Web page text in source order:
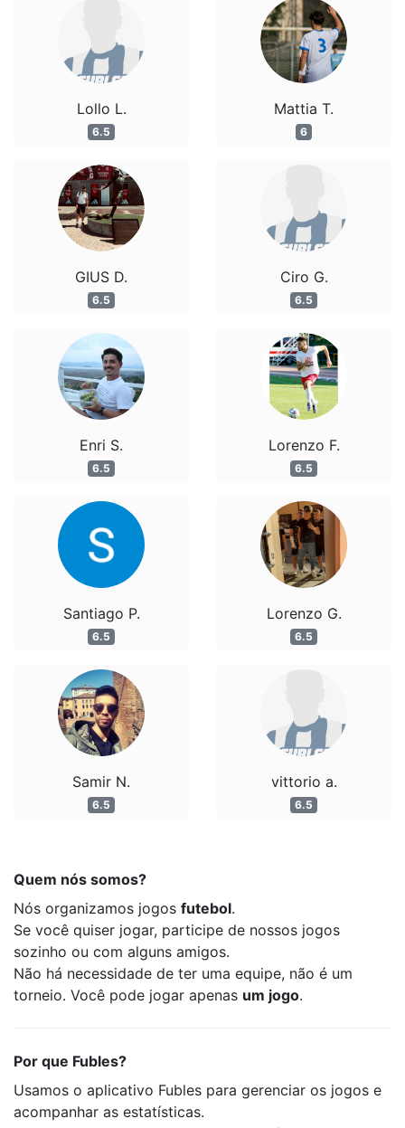
Lollo L.
6.5
GIUS D.
6.5
Enri S.
6.5
Santiago P.
6.5
Samir N.
6.5
Mattia T.
6
Ciro G.
6.5
Lorenzo F.
6.5
Lorenzo G.
6.5
vittorio a.
6.5
Quem nós somos?
Nós organizamos jogos futebol.
Se você quiser jogar, participe de nossos jogos
sozinho ou com alguns amigos.
Não há necessidade de ter uma equipe, não é um
torneio. Você pode jogar apenas um jogo.
Por que Fubles?
Usamos o aplicativo Fubles para gerenciar os jogos e
acompanhar as estatísticas.